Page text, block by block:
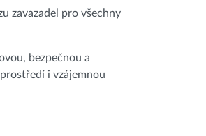
zavazadel pro všechny
bezpečnou a
i vzájemnou